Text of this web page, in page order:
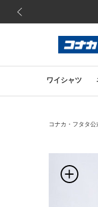
ワイシャツ
コナカ・フタタ